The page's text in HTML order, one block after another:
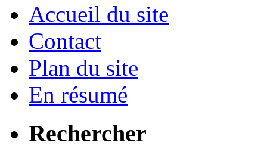
Accueil du site
Contact
Plan du site
En résumé
Rechercher